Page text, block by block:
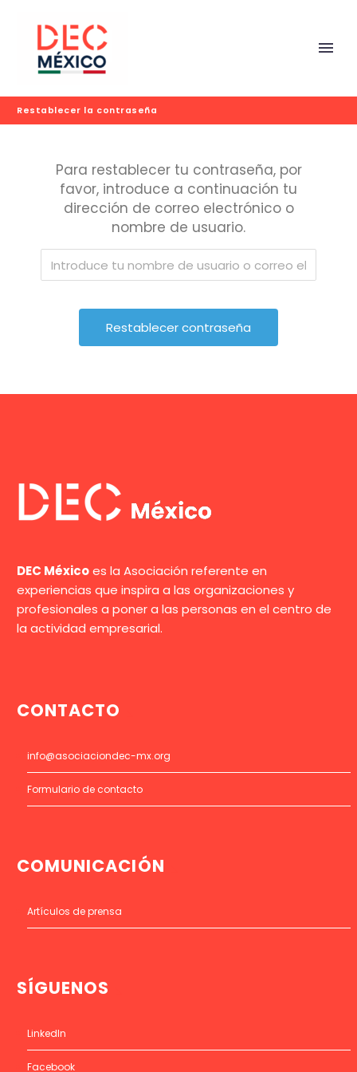
Restablecer la contraseña
Para restablecer tu contraseña, por
favor, introduce a continuación tu
dirección de correo electrónico o
nombre de usuario.
DEC Méxicoes la Asociación referente en
experiencias que inspira a las organizaciones y
profesionales a poner a las personas en el centro de
la actividad empresarial.
CONTACTO
info@asociaciondec-mx.org
Formulario de contacto
COMUNICACIÓN
Artículos de prensa
SÍGUENOS
LinkedIn
Facebook